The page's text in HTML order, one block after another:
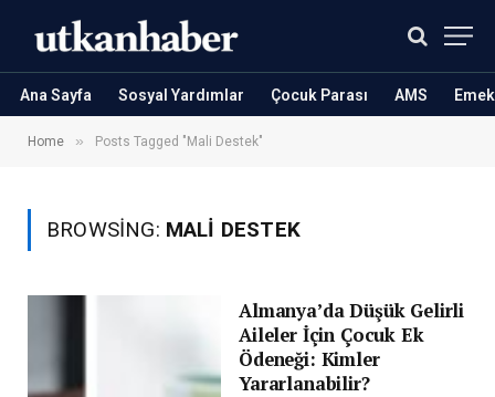
Ana Sayfa Sosyal Yardımlar Çocuk Parası AMS
Home » Posts Tagged "Mali Destek"
BROWSING: MALI DESTEK
Almanya’da Düşük Gelirli
Aileler İçin Çocuk Ek
Ödeneği: Kimler
Yararlanabilir?